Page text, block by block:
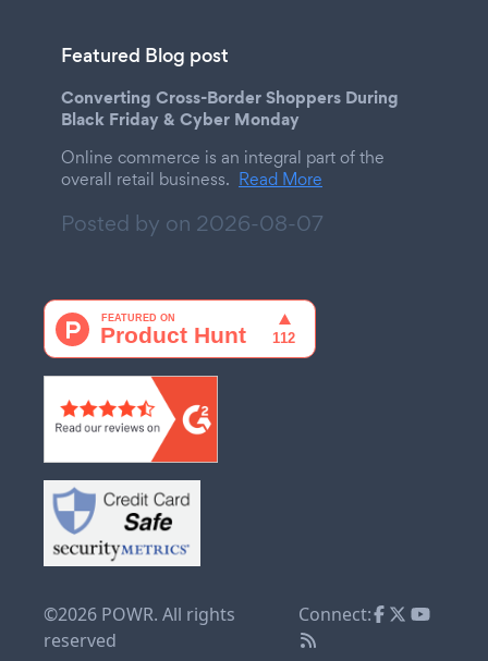
Featured Blog post
Converting Cross-Border Shoppers During
Black Friday & Cyber Monday
Online commerce is an integral part of the
overall retail business. Read More
Posted by on 2026-08-07
©2026 POWR. All rights
reserved
Connect: